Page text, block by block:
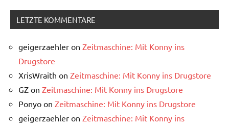
LETZTE KOMMENTARE
geigerzaehler on Zeitmaschine: Mit Konny ins
Drugstore
XrisWraith on Zeitmaschine: Mit Konny ins Drugstore
GZ on Zeitmaschine: Mit Konny ins Drugstore
Ponyo on Zeitmaschine: Mit Konny ins Drugstore
geigerzaehler on Zeitmaschine: Mit Konny ins